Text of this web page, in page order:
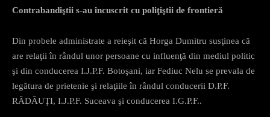
Contrabandiştii s-au încuscrit cu poliţiştii de frontieră
Din probele administrate a reieşit că Horga Dumitru susţinea că
are relaţii în rândul unor persoane cu influenţă din mediul politic
şi din conducerea I.J.P.F. Botoşani, iar Fediuc Nelu se prevala de
legătura de prietenie şi relaţiile în rândul conducerii D.P.F.
RĂDĂUŢI, I.J.P.F. Suceava şi conducerea I.G.P.F..